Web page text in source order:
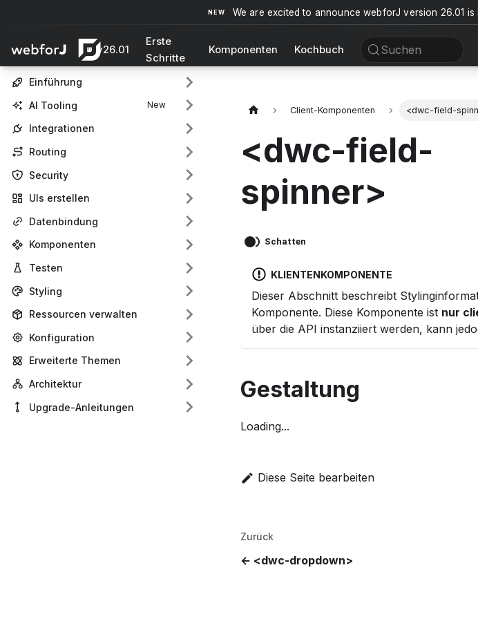
We are excited to announce webforJ version 26.01
v26.01
Erste
Schritte
Komponenten Kochbuch Suchen
Einführung
AI Tooling
Integrationen
Routing
Security
UIs erstellen
Datenbindung
Komponenten
Testen
Styling
Ressourcen verwalten
Konfiguration
Erweiterte Themen
Architektur
Upgrade-Anleitungen
Client-Komponenten <dwc-field-
<dwc-field-
spinner>
Schatten
KLIENTENKOMPONENTE
Dieser Abschnitt beschreibt
Komponente. Diese Komponente ist nur
über die API instanziiert werden, kann
Gestaltung
Loading...
Diese Seite bearbeiten
Zurück
<dwc-dropdown>